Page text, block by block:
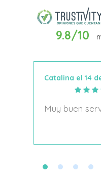
9.8/10
Catalina el 14
Muy buen